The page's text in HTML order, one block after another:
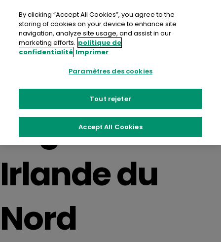
contenu
Partner
Regions :
Irlande du
Nord
By clicking “Accept All Cookies”, you agree to the
storing of cookies on your device to enhance site
navigation, analyze site usage, and assist in our
marketing efforts. politique de
confidentialité Imprimer
Paramètres des cookies
Tout rejeter
Accept All Cookies